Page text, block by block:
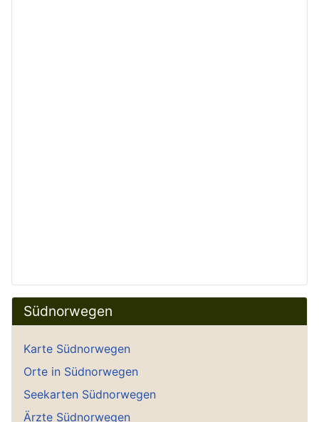
Südnorwegen
Karte Südnorwegen
Orte in Südnorwegen
Seekarten Südnorwegen
Ärzte Südnorwegen